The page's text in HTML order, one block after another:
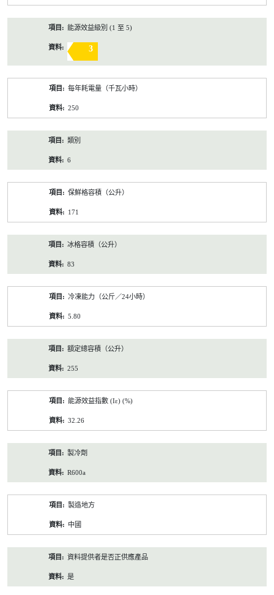
能源效益級別 (1 至 5)
3
每年耗電量（千瓦小時）
250
類別
6
保鮮格容積（公升）
171
冰格容積（公升）
83
冷凍能力（公斤／24小時）
5.80
額定總容積（公升）
255
能源效益指數 (Iε) (%)
32.26
製冷劑
R600a
製造地方
中國
資料提供者是否正供應產品
是